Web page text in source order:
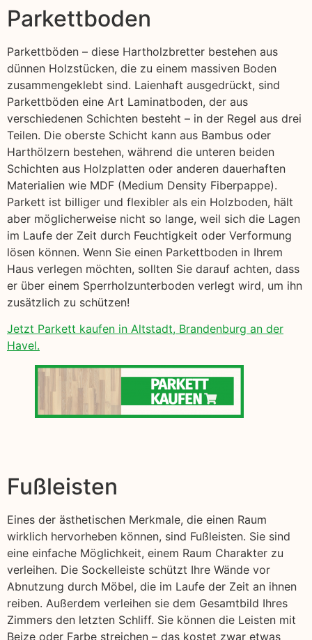
Parkettboden
Parkettböden – diese Hartholzbretter bestehen aus
dünnen Holzstücken, die zu einem massiven Boden
zusammengeklebt sind. Laienhaft ausgedrückt, sind
Parkettböden eine Art Laminatboden, der aus
verschiedenen Schichten besteht – in der Regel aus drei
Teilen. Die oberste Schicht kann aus Bambus oder
Harthölzern bestehen, während die unteren beiden
Schichten aus Holzplatten oder anderen dauerhaften
Materialien wie MDF (Medium Density Fiberpappe).
Parkett ist billiger und flexibler als ein Holzboden, hält
aber möglicherweise nicht so lange, weil sich die Lagen
im Laufe der Zeit durch Feuchtigkeit oder Verformung
lösen können. Wenn Sie einen Parkettboden in Ihrem
Haus verlegen möchten, sollten Sie darauf achten, dass
er über einem Sperrholzunterboden verlegt wird, um ihn
zusätzlich zu schützen!
Jetzt Parkett kaufen in Altstadt, Brandenburg an der
Havel.
Fußleisten
Eines der ästhetischen Merkmale, die einen Raum
wirklich hervorheben können, sind Fußleisten. Sie sind
eine einfache Möglichkeit, einem Raum Charakter zu
verleihen. Die Sockelleiste schützt Ihre Wände vor
Abnutzung durch Möbel, die im Laufe der Zeit an ihnen
reiben. Außerdem verleihen sie dem Gesamtbild Ihres
Zimmers den letzten Schliff. Sie können die Leisten mit
Beize oder Farbe streichen – das kostet zwar etwas